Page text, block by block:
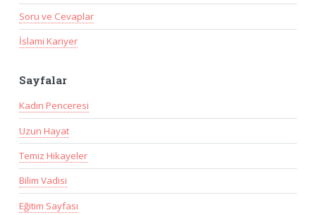
Soru ve Cevaplar
İslami Kariyer
Sayfalar
Kadın Penceresi
Uzun Hayat
Temiz Hikayeler
Bilim Vadisi
Eğitim Sayfası